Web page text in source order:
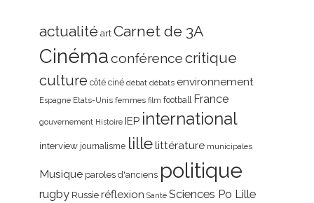
actualité art Carnet de 3A
Cinémaconférencecritique
culture côté ciné débat débats environnement
Espagne Etats-Unis femmes film football France
gouvernement Histoire IEP international
interview journalisme lillelittérature municipales
Musique paroles d'anciens politique
rugby Russie réflexion Santé Sciences Po Lille